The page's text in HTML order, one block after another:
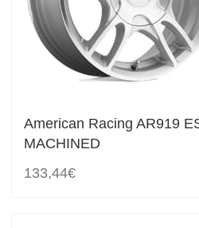
American Racing AR919
MACHINED
133,44€